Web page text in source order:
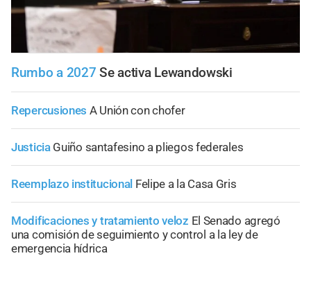
Rumbo a 2027 Se activa Lewandowski
Repercusiones A Unión con chofer
Justicia Guiño santafesino a pliegos federales
Reemplazo institucional Felipe a la Casa Gris
Modificaciones y tratamiento veloz El Senado agregó
una comisión de seguimiento y control a la ley de
emergencia hídrica